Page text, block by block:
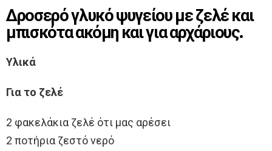
Δροσερό γλυκό ψυγείου με ζελέ και
μπισκότα ακόμη και για αρχάριους.
Υλικά
Για το ζελέ
2 φακελάκια ζελέ ότι μας αρέσει
2 ποτήρια ζεστό νερό